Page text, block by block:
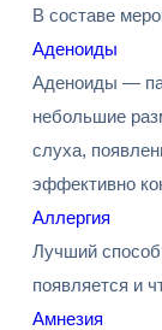
В составе
Аденоиды
Аденоиды —
небольшие
слуха,
эффективно
Аллергия
Лучший способ
появляется и
Амнезия